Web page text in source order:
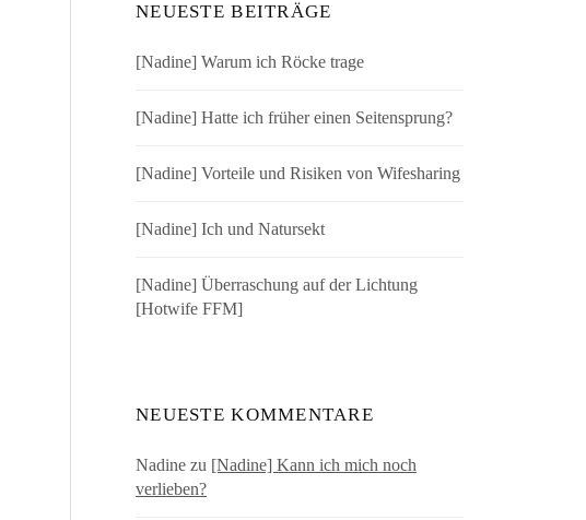
NEUESTE BEITRÄGE
[Nadine] Warum ich Röcke trage
[Nadine] Hatte ich früher einen Seitensprung?
[Nadine] Vorteile und Risiken von Wifesharing
[Nadine] Ich und Natursekt
[Nadine] Überraschung auf der Lichtung
[Hotwife FFM]
NEUESTE KOMMENTARE
Nadine zu [Nadine] Kann ich mich noch
verlieben?